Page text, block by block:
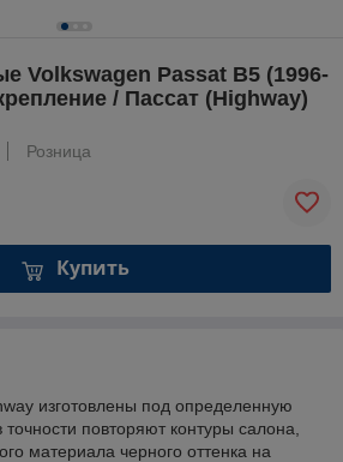
Volkswagen Passat B5 (1996-
/ Пассат (Highway)
Розница
Купить
изготовлены под определенную
повторяют контуры салона,
материала черного оттенка на